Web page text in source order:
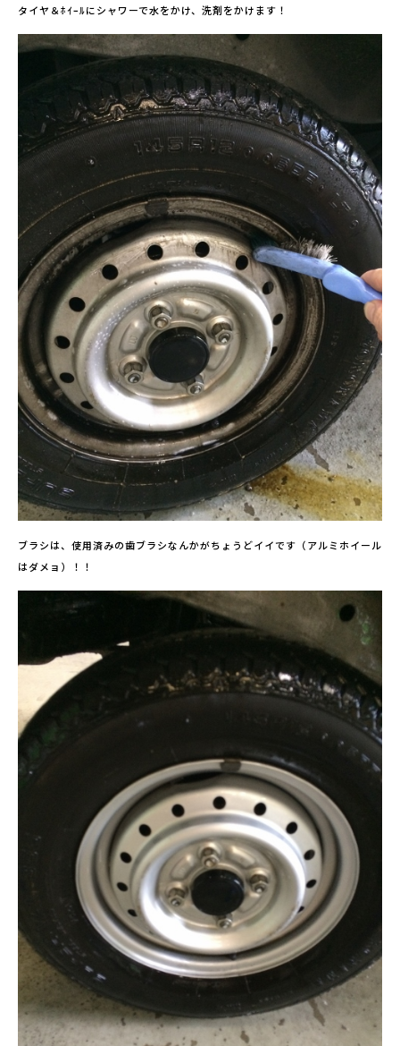
タイヤ＆ﾎｲｰﾙにシャワーで水をかけ、洗剤をかけます！
ブラシは、使用済みの歯ブラシなんかがちょうどイイです（アルミホイール
はダメョ）！！